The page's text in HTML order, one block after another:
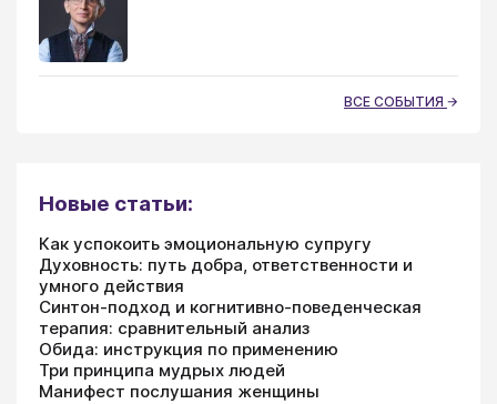
ВСЕ СОБЫТИЯ
Новые статьи:
Как успокоить эмоциональную супругу
Духовность: путь добра, ответственности и
умного действия
Синтон-подход и когнитивно-поведенческая
терапия: сравнительный анализ
Обида: инструкция по применению
Три принципа мудрых людей
Манифест послушания женщины